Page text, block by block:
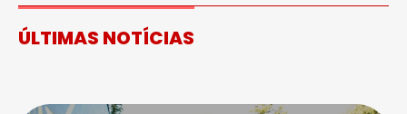
ÚLTIMAS NOTÍCIAS